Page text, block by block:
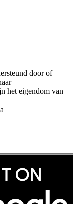
door of
het eigendom van